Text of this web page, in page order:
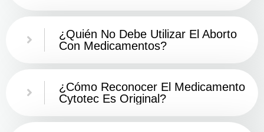
¿Quién No Debe Utilizar El Aborto
Con Medicamentos?
¿Cómo Reconocer El Medicamento
Cytotec Es Original?